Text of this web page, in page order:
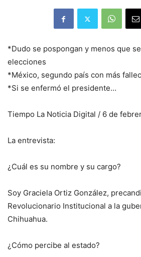
*Dudo se pospongan y menos que
elecciones
*México, segundo país con más
*Si se enfermó el presidente…
Tiempo La Noticia Digital / 6 de
La entrevista:
¿Cuál es su nombre y su cargo?
Soy Graciela Ortiz González,
Revolucionario Institucional a la
Chihuahua.
¿Cómo percibe al estado?